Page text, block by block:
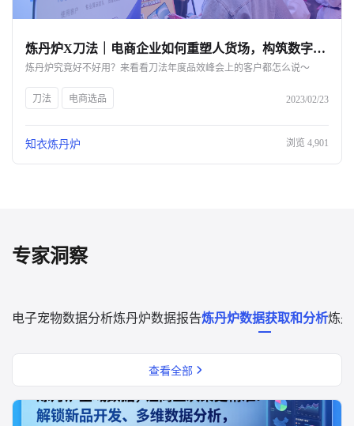
活动中心
关于我们
公司介绍
商机推荐
炼丹炉X刀法｜电商企业如何重塑人货场，构筑数字化护城河？-杭州知衣科技
炼丹炉究竟好不好用？来看看刀法年度品效峰会上的客户都怎么说～
刀法 电商选品 2023/02/23
知衣炼丹炉 浏览 4,901
专家洞察
电子宠物数据分析炼丹炉数据报告炼丹炉数据获取和分析炼
查看全部